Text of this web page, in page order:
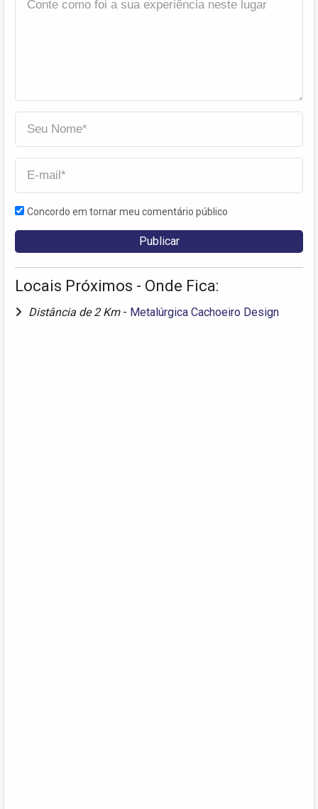
Concordo em tornar meu comentário público
Locais Próximos - Onde Fica:
Distância de 2 Km - Metalúrgica Cachoeiro Design